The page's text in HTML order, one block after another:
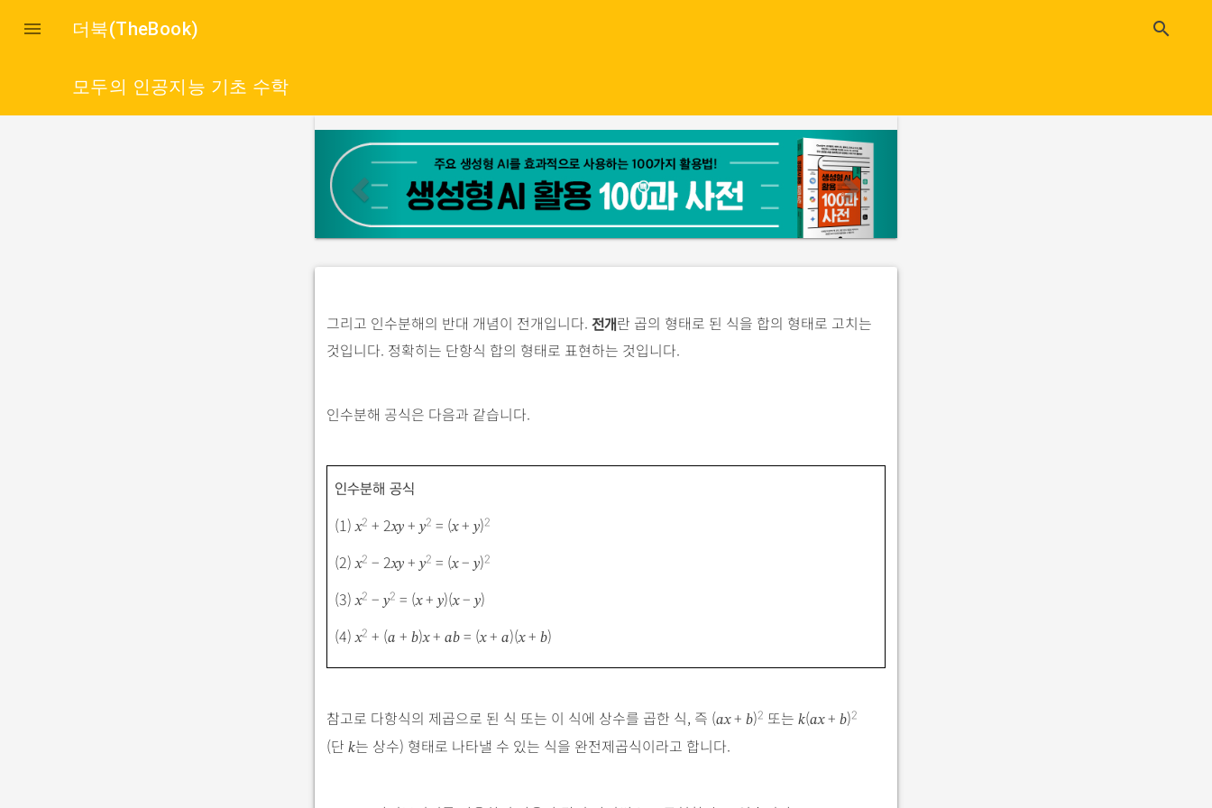
 더북(TheBook) search
모두의 인공지능 기초 수학
p
e
v
i
o
s
n
e
x
그리고 인수분해의 반대 개념이 전개입니다. 전개란 곱의 형태로 된 식을 합의 형태로 고치는
것입니다. 정확히는 단항식 합의 형태로 표현하는 것입니다.
인수분해 공식은 다음과 같습니다.
인수분해 공식
(1)x2 + 2xy+ y2 = (x+ y)2
(2)x2 − 2xy+ y2 = (x− y)2
(3)x2 − y2 = (x+ y)(x− y)
(4)x2 + (a + b)x+ ab= (x+ a)(x+ b)
참고로 다항식의 제곱으로 된 식 또는 이 식에 상수를 곱한 식, 즉 (ax+ b)2 또는 k(ax+ b)2
(단 k는 상수) 형태로 나타낼 수 있는 식을 완전제곱식이라고 합니다.